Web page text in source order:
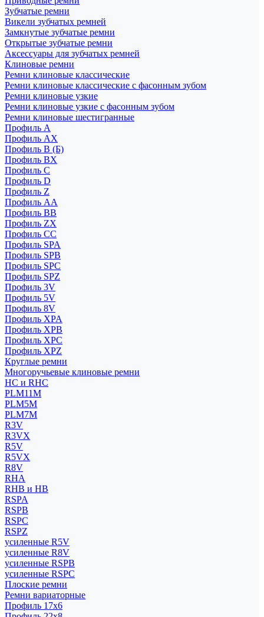
Зубчатые ремни
Викели зубчатых ремней
Замкнутые зубчатые ремни
Открытые зубчатые ремни
Аксессуары для зубчатых ремней
Клиновые ремни
Ремни клиновые классические
Ремни клиновые классические с фасонным зубом
Ремни клиновые узкие
Ремни клиновые узкие с фасонным зубом
Ремни клиновые шестигранные
Профиль A
Профиль AX
Профиль B (Б)
Профиль BX
Профиль C
Профиль D
Профиль Z
Профиль АА
Профиль BB
Профиль ZX
Профиль CC
Профиль SPA
Профиль SPB
Профиль SPC
Профиль SPZ
Профиль 3V
Профиль 5V
Профиль 8V
Профиль XPA
Профиль XPB
Профиль XPC
Профиль XPZ
Круглые ремни
Многоручьевые клиновые ремни
HC и RHC
PLM11M
PLM5M
PLM7M
R3V
R3VX
R5V
R5VX
R8V
RHA
RHB и HB
RSPA
RSPB
RSPC
RSPZ
усиленные R5V
усиленные R8V
усиленные RSPB
усиленные RSPC
Плоские ремни
Ремни вариаторные
Профиль 17x6